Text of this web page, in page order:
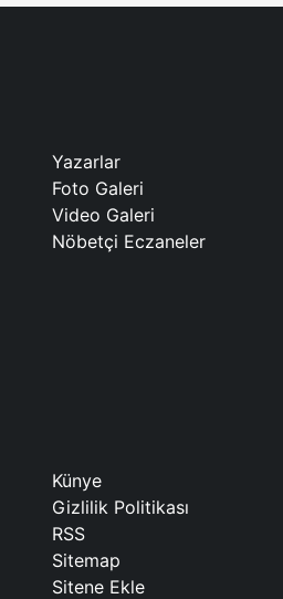
Yazarlar
Foto Galeri
Video Galeri
Nöbetçi Eczaneler
Künye
Gizlilik Politikası
RSS
Sitemap
Sitene Ekle